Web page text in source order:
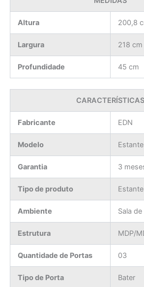
Altura 200,8
Largura 218 cm
Profundidade 45 cm
CARACTERÍSTICAS
Fabricante EDN
Modelo
Garantia 3
Tipo de produto
Ambiente Sala
Estrutura MDP/
Quantidade de Portas 03
Tipo de Porta Bater